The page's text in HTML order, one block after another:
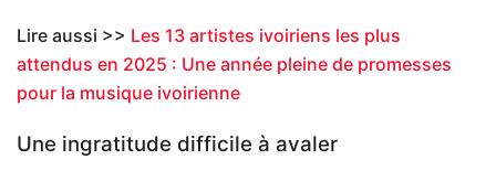
Lire aussi >> Les 13 artistes ivoiriens les plus
attendus en 2025 : Une année pleine de promesses
pour la musique ivoirienne
Une ingratitude difficile à avaler